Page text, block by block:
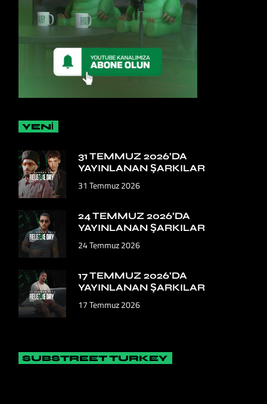
YENİ
31 TEMMUZ 2026’DA
YAYINLANAN ŞARKILAR
31 Temmuz 2026
24 TEMMUZ 2026’DA
YAYINLANAN ŞARKILAR
24 Temmuz 2026
17 TEMMUZ 2026’DA
YAYINLANAN ŞARKILAR
17 Temmuz 2026
SUBSTREET TURKEY